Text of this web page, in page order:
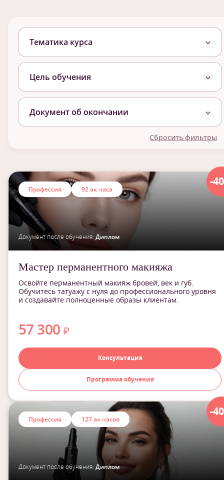
Тематика курса
Цель обучения
Документ об окончании
Сбросить фильтры
-
Профессия 92 ак.часа
Документ после обучения:Диплом
Мастер перманентного макияжа
Освойте перманентный макияж бровей, век и губ.
Обучитесь татуажу с нуля до профессионального уровня
и создавайте полноценные образы клиентам.
57 300₽
Консультация
Программа обучения
-
Профессия 127 ак.часов
Документ после обучения: Диплом